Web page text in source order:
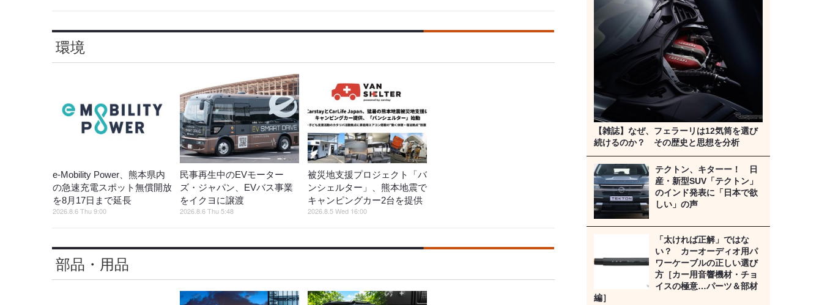
環境
e-Mobility Power、熊本県内
の急速充電スポット無償開放
を8月17日まで延長
2026.8.6 Thu 9:00
民事再生中のEVモーター
ズ・ジャパン、EVバス事業
をイクヨに譲渡
2026.8.6 Thu 5:48
被災地支援プロジェクト「バ
ンシェルター」、熊本地震で
キャンピングカー2台を提供
2026.8.5 Wed 16:00
部品・用品
【雑誌】なぜ、フェラーリは12気筒を選び
続けるのか？ その歴史と思想を分析
テクトン、キターー！ 日
産・新型SUV「テクトン」
のインド発表に「日本で欲
しい」の声
「太ければ正解」ではな
い？ カーオーディオ用パ
ワーケーブルの正しい選び
方［カー用音響機材・チョ
イスの極意…パーツ＆部材
編］